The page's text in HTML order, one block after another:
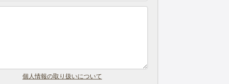
個人情報の取り扱いについて